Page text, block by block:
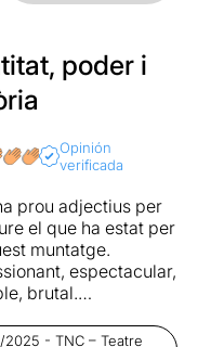
poder i
Opinión
verificada
prou adjectius per
el que ha estat per
muntatge.
espectacular,
brutal.
és un espectacle
- TNC – Teatre